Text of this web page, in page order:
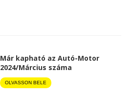
Már kapható az Autó-Motor
2024/Március száma
OLVASSON BELE